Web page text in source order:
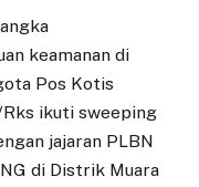
keamanan di
Pos Kotis
Rks ikuti sweeping
jajaran PLBN
di Distrik Muara